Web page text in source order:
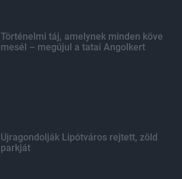
Történelmi táj, amelynek minden köve
mesél – megújul a tatai Angolkert
Újragondolják Lipótváros rejtett, zöld
parkját